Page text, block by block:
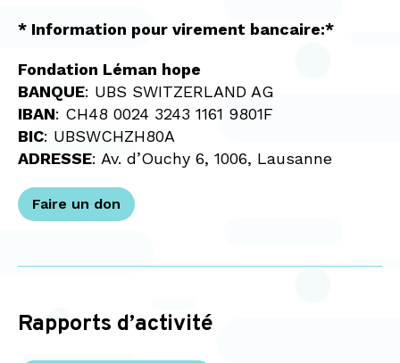
* Information pour virement bancaire:*
Fondation Léman hope
BANQUE: UBS SWITZERLAND AG
IBAN: CH48 0024 3243 1161 9801F
BIC: UBSWCHZH80A
ADRESSE: Av. d’Ouchy 6, 1006, Lausanne
Faire un don
Rapports d’activité